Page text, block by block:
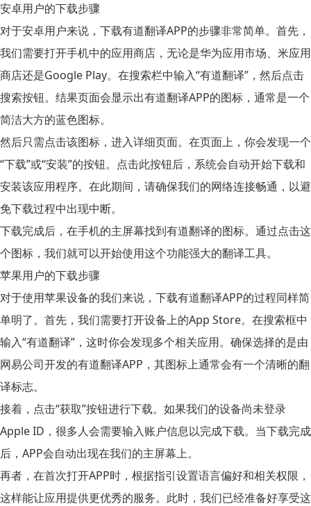
安卓用户的下载步骤
对于安卓用户来说， 下载有道翻译APP的步骤非常简单。首先，
我们需要打开手机中的应用商店 ，无论是华为应用市场、米应用
商店还是Google Play。在搜索栏中输入“有道翻译”，然后点击
搜索按钮。结果页面会显示出有道翻译APP的图标，通常是一个
简洁大方的蓝色图标。
然后只需点击该图标，进入详细页面。在页面上，你会发现一个
“下载”或“安装”的按钮。点击此按钮后，系统会自动开始下载和
安装该应用程序。在此期间，请确保我们的网络连接畅通，以避
免下载过程中出现中断。
下载完成后，在手机的主屏幕找到有道翻译的图标。通过点击这
个图标，我们就可以开始使用这个功能强大的翻译工具。
苹果用户的下载步骤
对于使用苹果设备的我们来说，下载有道翻译APP的过程同样简
单明了。首先，我们需要打开设备上的App Store。在搜索框中
输入“有道翻译”，这时你会发现多个相关应用。确保选择的是由
网易公司开发的有道翻译APP ，其图标上通常会有一个清晰的翻
译标志。
接着，点击“获取”按钮进行下载。如果我们的设备尚未登录
Apple ID，很多人会需要输入账户信息以完成下载。当下载完成
后，APP会自动出现在我们的主屏幕上。
再者，在首次打开APP时，根据指引设置语言偏好和相关权限，
这样能让应用提供更优秀的服务。此时，我们已经准备好享受这